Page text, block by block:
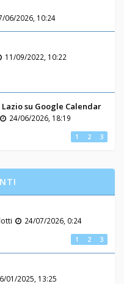
06/2026, 10:24
11/09/2022, 10:22
su Google Calendar
24/06/2026, 18:19
1 2 3
24/07/2026, 0:24
1 2 3
01/2025, 13:25